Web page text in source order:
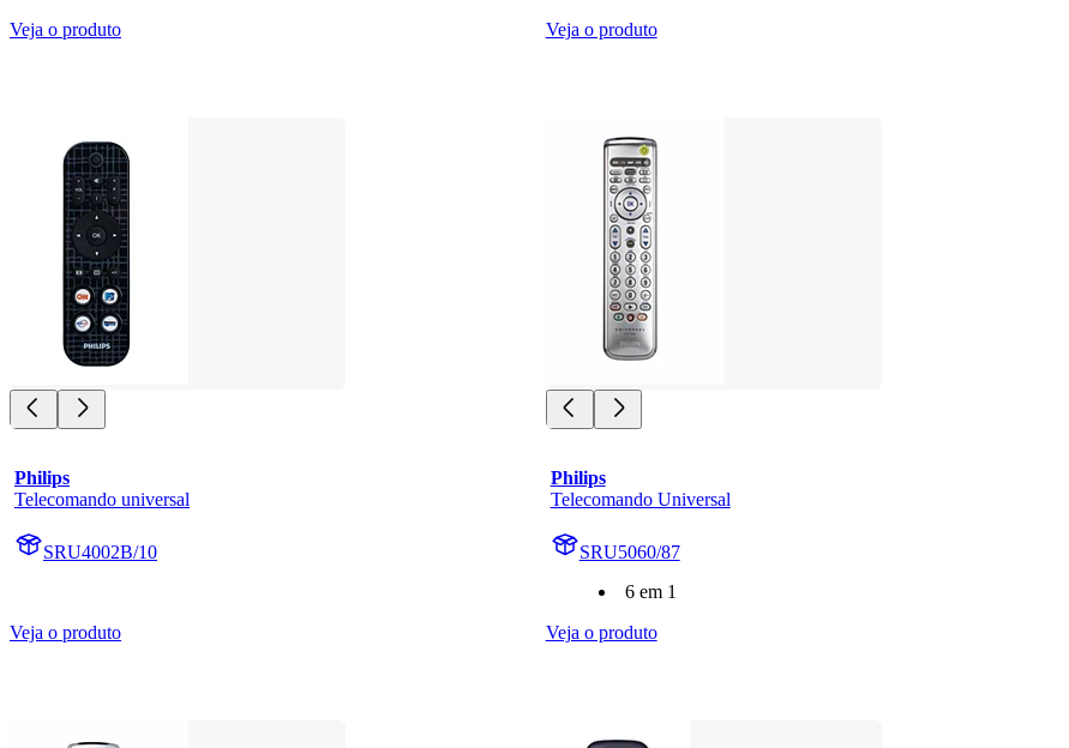
Veja o produto
Veja o produto
Philips
Telecomando universal
SRU4002B/10
Veja o produto
Philips
Telecomando Universal
SRU5060/87
6 em 1
Veja o produto